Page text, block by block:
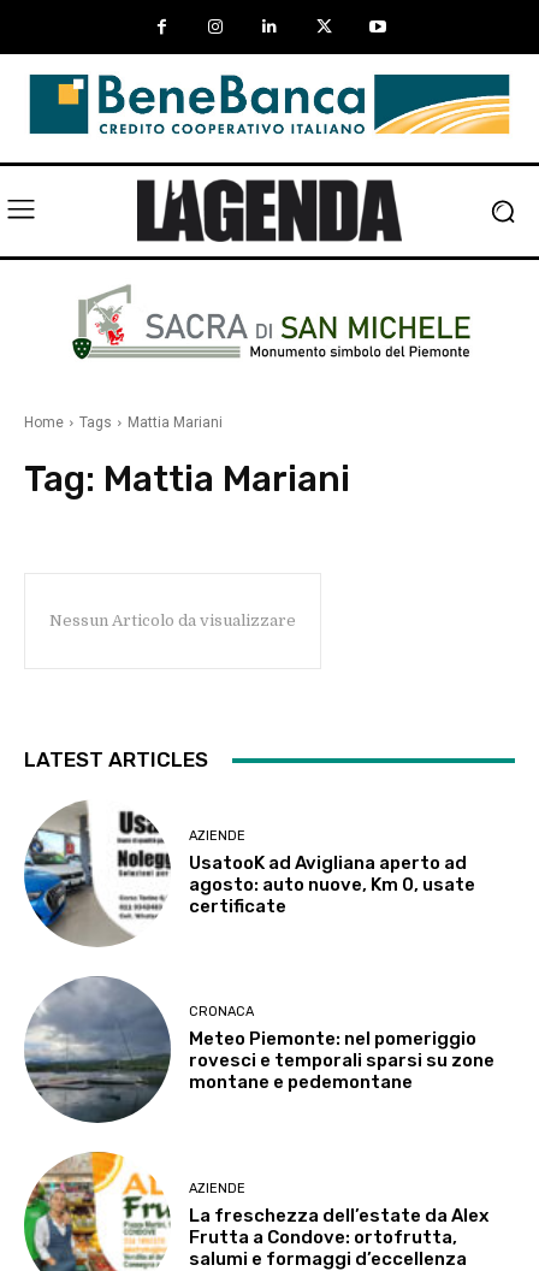
Home Tags Mattia Mariani
Tag: Mattia Mariani
Nessun Articolo da visualizzare
LATEST ARTICLES
AZIENDE
UsatooK ad Avigliana aperto ad
agosto: auto nuove, Km 0, usate
certificate
CRONACA
Meteo Piemonte: nel pomeriggio
rovesci e temporali sparsi su zone
montane e pedemontane
AZIENDE
La freschezza dell’estate da Alex
Frutta a Condove: ortofrutta,
salumi e formaggi d’eccellenza